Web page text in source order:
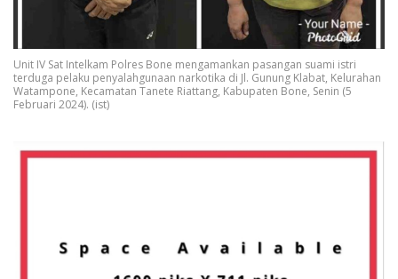
Unit IV Sat Intelkam Polres Bone mengamankan pasangan suami istri
terduga pelaku penyalahgunaan narkotika di Jl. Gunung Klabat, Kelurahan
Watampone, Kecamatan Tanete Riattang, Kabupaten Bone, Senin (5
Februari 2024). (ist)